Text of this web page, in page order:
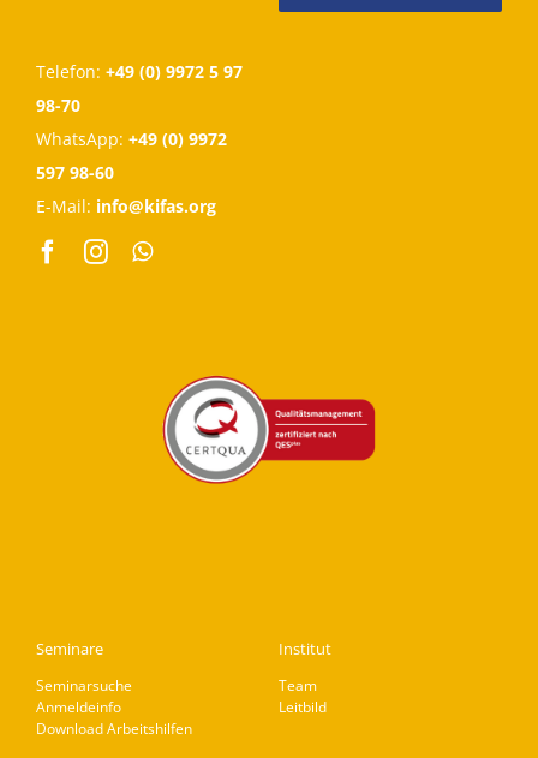
Telefon: +49 (0) 9972 5 97
98-70
WhatsApp: +49 (0) 9972
597 98-60
E-Mail: info@kifas.org
Seminare
Seminarsuche
Anmeldeinfo
Download Arbeitshilfen
Institut
Team
Leitbild